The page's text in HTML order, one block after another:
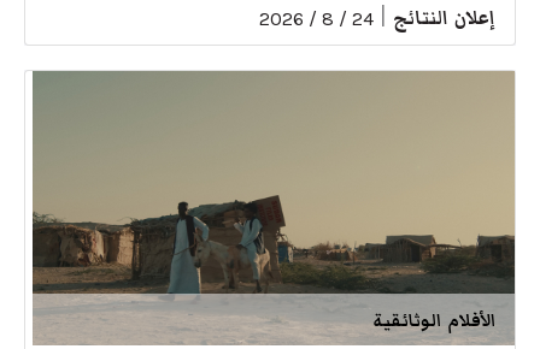
إعلان النتائج 24 / 8 / 2026
الأفلام الوثائقية